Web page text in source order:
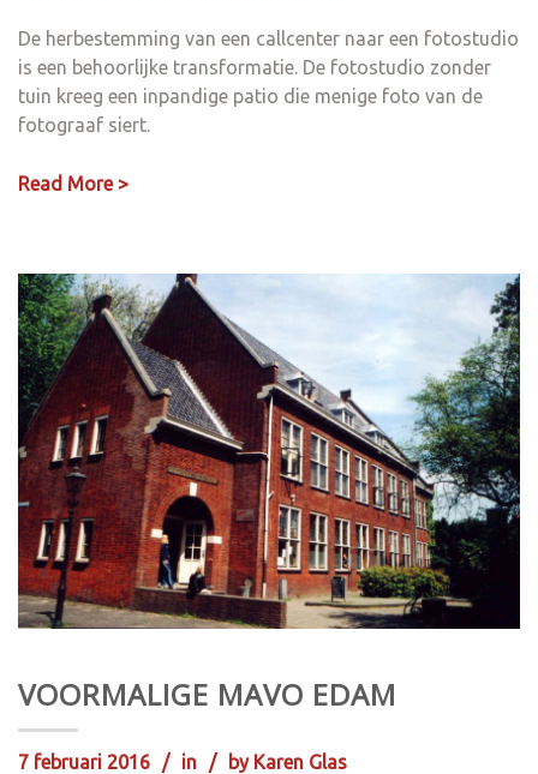
De herbestemming van een callcenter naar een fotostudio
is een behoorlijke transformatie. De fotostudio zonder
tuin kreeg een inpandige patio die menige foto van de
fotograaf siert.
Read More >
VOORMALIGE MAVO EDAM
7 februari 2016 in by Karen Glas